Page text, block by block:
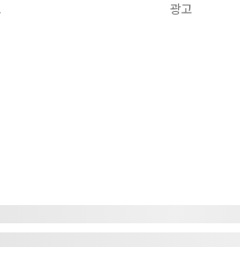
광고